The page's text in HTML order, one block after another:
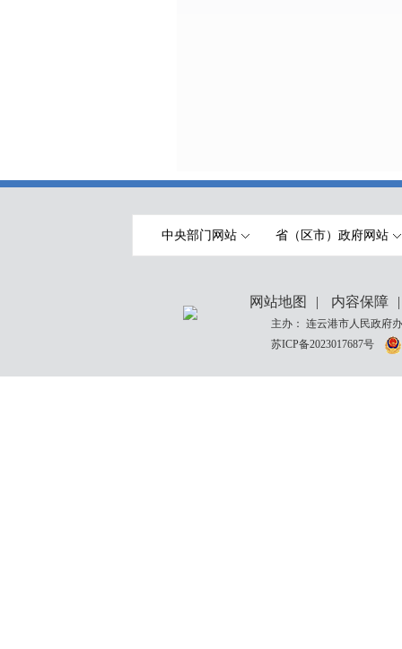
中央部门网站 省（区市）政府网站
网站地图 | 内容保障 |
主办： 连云港市人民政
苏ICP备2023017687号